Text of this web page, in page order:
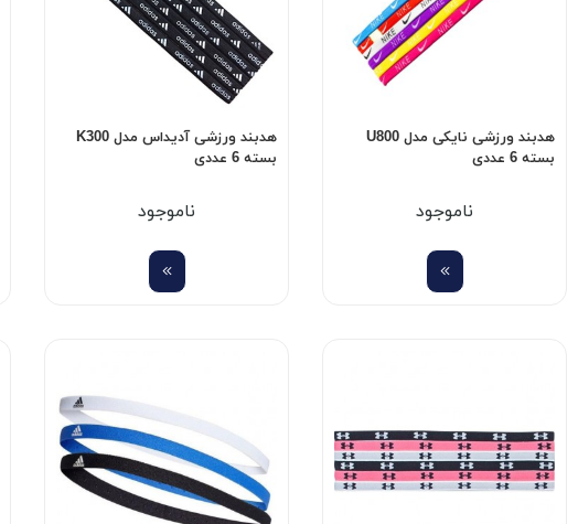
هدبند ورزشی نایکی مدل U800
بسته 6 عددی
ناموجود
هدبند ورزشی آدیداس مدل K300
بسته 6 عددی
ناموجود